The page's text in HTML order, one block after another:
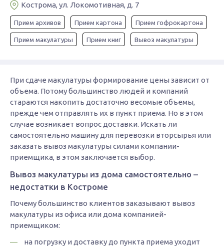
Кострома, ул. Локомотивная, д. 7
Прием архивов Прием картона Прием гофрокартона
Прием макулатуры Прием книг Вывоз макулатуры
При сдаче макулатуры формирование цены зависит от
объема. Потому большинство людей и компаний
стараются накопить достаточно весомые объемы,
прежде чем отправлять их в пункт приема. Но в этом
случае возникает вопрос доставки. Искать ли
самостоятельно машину для перевозки вторсырья или
заказать вывоз макулатуры силами компании-
приемщика, в этом заключается выбор.
Вывоз макулатуры из дома самостоятельно –
недостатки в Костроме
Почему большинство клиентов заказывают вывоз
макулатуры из офиса или дома компанией-
приемщиком:
на погрузку и доставку до пункта приема уходит